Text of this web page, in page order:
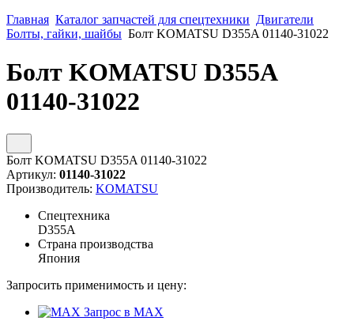
Главная Каталог запчастей для спецтехники Двигатели
Болты, гайки, шайбы Болт KOMATSU D355A 01140-31022
Болт KOMATSU D355A
01140-31022
Болт KOMATSU D355A 01140-31022
Артикул: 01140-31022
Производитель: KOMATSU
Спецтехника
D355A
Страна производства
Япония
Запросить применимость и цену:
Запрос в MAX